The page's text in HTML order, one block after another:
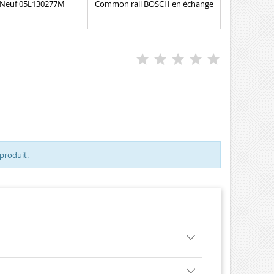
05L130277M
Common rail BOSCH en échange
93169123 , 71792979, 71794089 ,
1.9JTD , Alfa Roméo 1.9JTDM ,